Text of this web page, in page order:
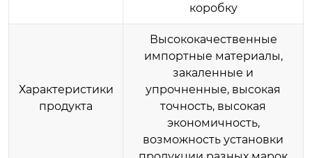
коробку
Характеристики
продукта
Высококачественные
импортные материалы,
закаленные и
упрочненные, высокая
точность, высокая
экономичность,
возможность установки